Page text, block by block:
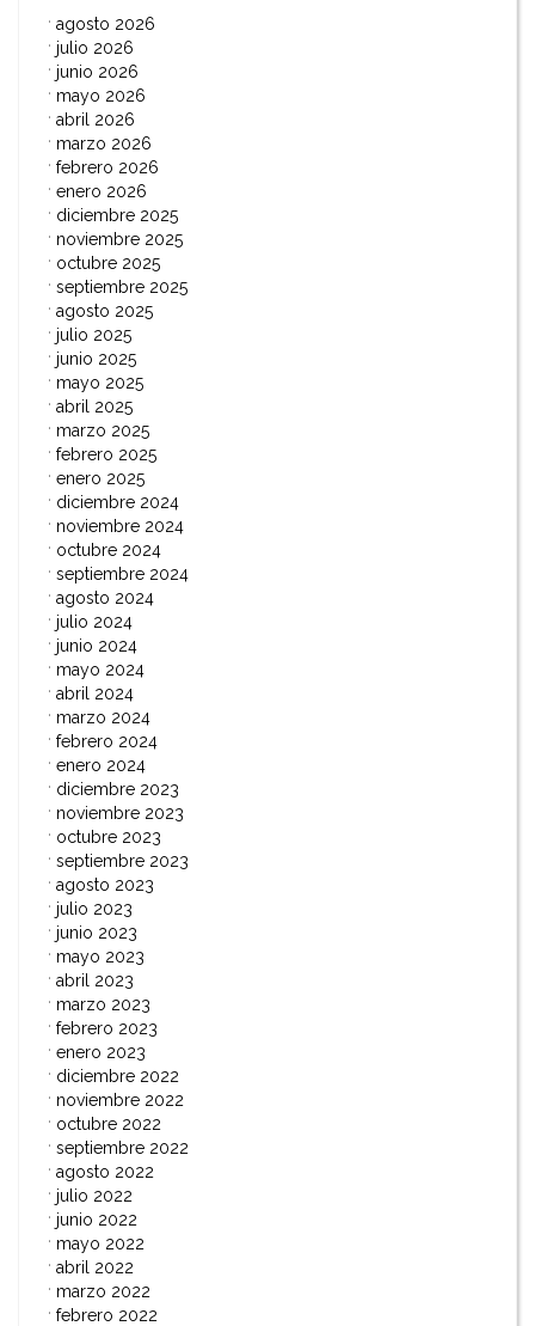
agosto 2026
julio 2026
junio 2026
mayo 2026
abril 2026
marzo 2026
febrero 2026
enero 2026
diciembre 2025
noviembre 2025
octubre 2025
septiembre 2025
agosto 2025
julio 2025
junio 2025
mayo 2025
abril 2025
marzo 2025
febrero 2025
enero 2025
diciembre 2024
noviembre 2024
octubre 2024
septiembre 2024
agosto 2024
julio 2024
junio 2024
mayo 2024
abril 2024
marzo 2024
febrero 2024
enero 2024
diciembre 2023
noviembre 2023
octubre 2023
septiembre 2023
agosto 2023
julio 2023
junio 2023
mayo 2023
abril 2023
marzo 2023
febrero 2023
enero 2023
diciembre 2022
noviembre 2022
octubre 2022
septiembre 2022
agosto 2022
julio 2022
junio 2022
mayo 2022
abril 2022
marzo 2022
febrero 2022